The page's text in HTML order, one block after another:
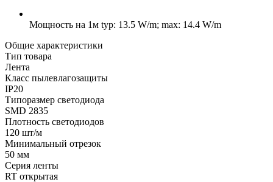
Мощность на 1м typ: 13.5 W/m; max: 14.4 W/m
Общие характеристики
Тип товара
Лента
Класс пылевлагозащиты
IP20
Типоразмер светодиода
SMD 2835
Плотность светодиодов
120 шт/м
Минимальный отрезок
50 мм
Серия ленты
RT открытая